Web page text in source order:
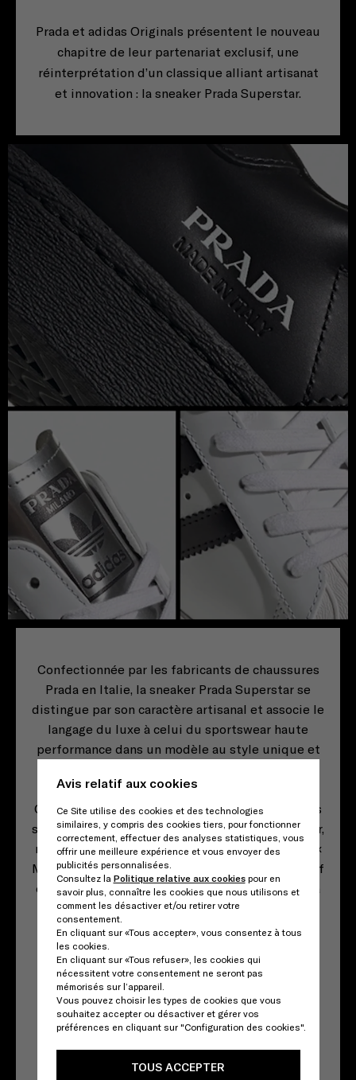
Avis relatif aux cookies
Ce Site utilise des cookies et des technologies
similaires, y compris des cookies tiers, pour fonctionner
correctement, effectuer des analyses statistiques, vous
offrir une meilleure expérience et vous envoyer des
publicités personnalisées.
Consultez la Politique relative aux cookiespour en
savoir plus, connaître les cookies que nous utilisons et
comment les désactiver et/ou retirer votre
consentement.
En cliquant sur «Tous accepter», vous consentez à tous
les cookies.
En cliquant sur «Tous refuser», les cookies qui
nécessitent votre consentement ne seront pas
mémorisés sur l’appareil.
Vous pouvez choisir les types de cookies que vous
souhaitez accepter ou désactiver et gérer vos
préférences en cliquant sur "Configuration des cookies".
TOUS ACCEPTER
Prada et adidas Originals présentent le nouveau
chapitre de leur partenariat exclusif, une
réinterprétation d’un classique alliant artisanat
et innovation : la sneaker Prada Superstar.
Confectionnée par les fabricants de chaussures
Prada en Italie, la sneaker Prada Superstar se
distingue par son caractère artisanal et associe le
langage du luxe à celui du sportswear haute
performance dans un modèle au style unique et
Confectionnées en Italie par Prada, les nouvelles
sneakers sont déclinées dans trois couleurs : noir,
noir et blanc, argent chromé et blanc. La phrase «
Made in Italy » imprimée à chaud, signe distinctif
du savoir-faire artisanal, et les deux logos Prada
et adidas Originals complètent le modèle.
Un voyage entre technologie et tradition.
Le partenariat entre Prada et adidas, qui a
commencé par le lancement de l'édition limitée
Prada for adidas, conjugue la tradition sportive
d'adidas avec le savoir-faire de Prada dans le
domaine de la maroquinerie.